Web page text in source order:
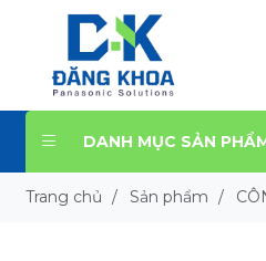
DANH MỤC SẢN
Trang chủ / Sản phẩm /